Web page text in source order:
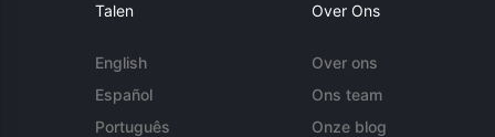
Talen
English
Español
Português
Over Ons
Over ons
Ons team
Onze blog